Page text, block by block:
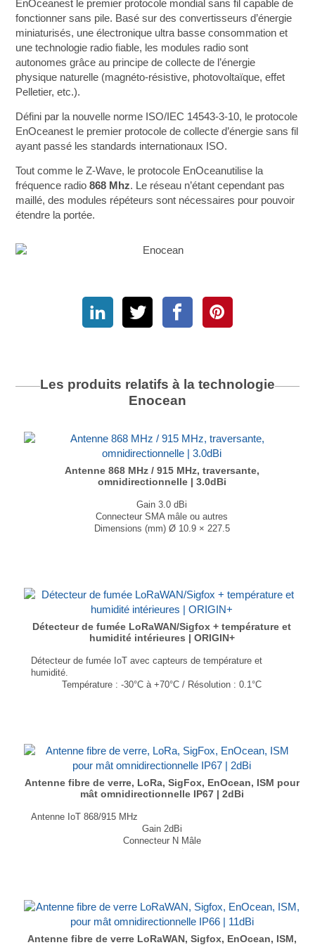
EnOceanest le premier protocole mondial sans fil capable de
fonctionner sans pile. Basé sur des convertisseurs d’énergie
miniaturisés, une électronique ultra basse consommation et
une technologie radio fiable, les modules radio sont
autonomes grâce au principe de collecte de l’énergie
physique naturelle (magnéto-résistive, photovoltaïque, effet
Pelletier, etc.).
Défini par la nouvelle norme ISO/IEC 14543-3-10, le protocole
EnOceanest le premier protocole de collecte d’énergie sans fil
ayant passé les standards internationaux ISO.
Tout comme le Z-Wave, le protocole EnOceanutilise la
fréquence radio868 Mhz. Le réseau n’étant cependant pas
maillé, des modules répéteurs sont nécessaires pour pouvoir
étendre la portée.
Les produits relatifs à la technologie
Enocean
Antenne 868 MHz / 915 MHz, traversante,
omnidirectionnelle | 3.0dBi
Gain 3.0 dBi
Connecteur SMA mâle ou autres
Dimensions (mm) Ø 10.9 × 227.5
Détecteur de fumée LoRaWAN/Sigfox + température et
humidité intérieures | ORIGIN+
Détecteur de fumée IoT avec capteurs de température et
humidité.
Température : -30°C à +70°C / Résolution : 0.1°C
...
Antenne fibre de verre, LoRa, SigFox, EnOcean, ISM pour
mât omnidirectionnelle IP67 | 2dBi
Antenne IoT 868/915 MHz
Gain 2dBi
Connecteur N Mâle
Dimensions (mm) Ø 20 × 280
Antenne fibre de verre LoRaWAN, Sigfox, EnOcean, ISM,